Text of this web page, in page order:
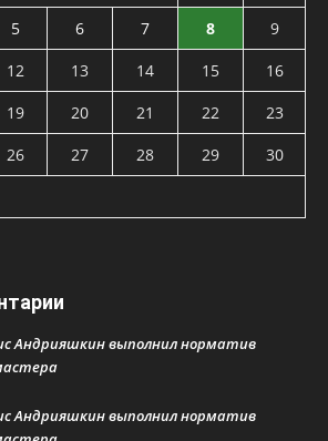
5 6 7 8
9
12 13 14 15
16
19 20 21 22
23
26 27 28 29
30
Андрияшкин выполнил норматив
Андрияшкин выполнил норматив